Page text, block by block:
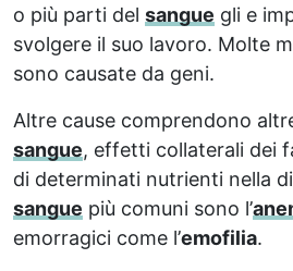
o più parti del sangue gli e
svolgere il suo lavoro. Molte
sono causate da geni.
Altre cause comprendono
sangue, effetti collaterali dei
di determinati nutrienti nella
sangue più comuni sono l’
emorragici come l’emofilia.